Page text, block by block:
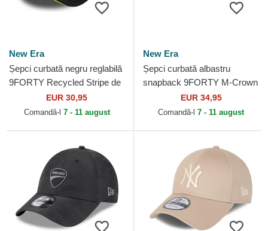
New Era
Șepci curbată negru reglabilă
9FORTY Recycled Stripe de
Valentino Rossi VR46
MotoGP de New Era
EUR 30,95
Comandă-l 7 - 11 august
New Era
Șepci curbată albastru
snapback 9FORTY M-Crown
Denim de Valentino Rossi
VR46 MotoGP de New Era
EUR 34,95
Comandă-l 7 - 11 august